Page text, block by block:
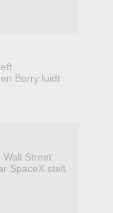
Burry luidt
Wall Street
SpaceX stelt